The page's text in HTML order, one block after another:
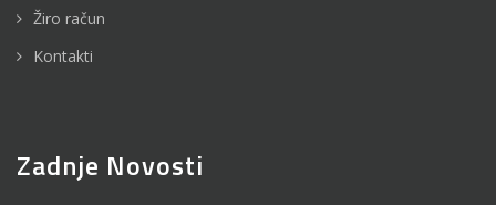
Žiro račun
Kontakti
Zadnje Novosti